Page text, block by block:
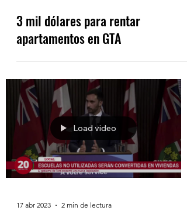
3 mil dólares para rentar
apartamentos en GTA
Load video
17 abr 2023 2 min de lectura